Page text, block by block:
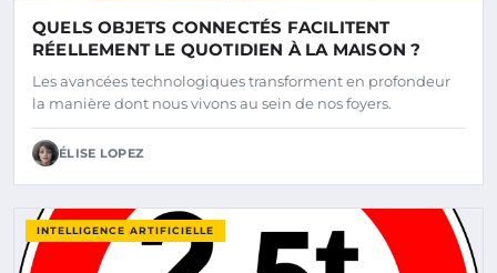
QUELS OBJETS CONNECTÉS FACILITENT
RÉELLEMENT LE QUOTIDIEN À LA MAISON ?
Les avancées technologiques transforment en profondeur
la manière dont nous vivons au sein de nos foyers.
ÉLISE LOPEZ
INTELLIGENCE ARTIFICIELLE